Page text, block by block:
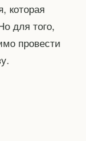
которая
для того,
провести